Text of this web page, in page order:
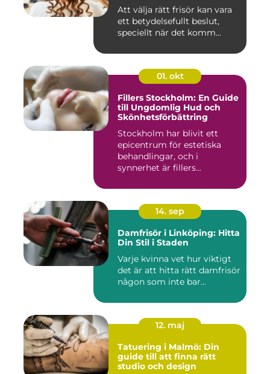
Att välja rätt frisör kan vara
ett betydelsefullt beslut,
speciellt när det komm...
01. okt
Fillers Stockholm: En Guide
till Ungdomlig Hud och
Skönhetsförbättring
Stockholm har blivit ett
epicentrum för estetiska
behandlingar, och i
synnerhet är fillers...
14. sep
Damfrisör i Linköping: Hitta
Din Stil i Staden
Varje kvinna vet hur viktigt
det är att hitta rätt damfrisör
någon som inte bar...
12. maj
Tatuering i Malmö: Din
guide till att finna rätt
studio och design